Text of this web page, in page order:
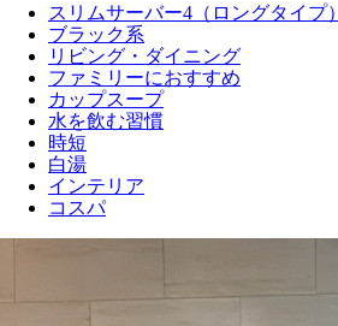
スリムサーバー4（ロングタイプ）
ブラック系
リビング・ダイニング
ファミリーにおすすめ
カップスープ
水を飲む習慣
時短
白湯
インテリア
コスパ